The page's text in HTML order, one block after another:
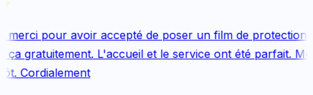
pour avoir accepté de poser un film de protection
gratuitement. L'accueil et le service ont été parfait.
Cordialement